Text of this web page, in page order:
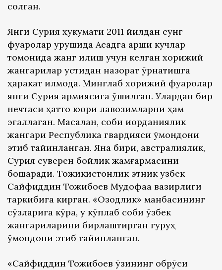
солган.
Янги Сурия ҳукумати 2011 йилдан сўнг
фуқаролар урушида Асадга қарши кучлар
томонида жанг қилиш учун келган хорижий
жангарилар устидан назорат ўрнатишга
ҳаракат қилмоқда. Минглаб хорижий фуқаролар
янги Сурия армиясига қўшилган. Улардан бир
нечтаси ҳатто юқори лавозимларни ҳам
эгаллаган. Масалан, собиқ иорданиялик
жангари Республика гвардияси қўмондони
этиб тайинланган. Яна бири, австралиялик,
Сурия суверен бойлик жамғармасини
бошқаради. Тожикистонлик этник ўзбек
Сайфиддин Тожибоев Мудофаа вазирлиги
таркибига кирган. «Озодлик» манбасининг
сўзларига кўра, у кўплаб собиқ ўзбек
жангариларини бирлаштирган гуруҳ
қўмондони этиб тайинланган.
«Сайфиддин Тожибоев ўзининг обрўси